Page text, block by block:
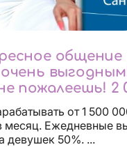
пожалеешь! 2
от 1 500
выплаты.
Зарплата девушек 50%. ...